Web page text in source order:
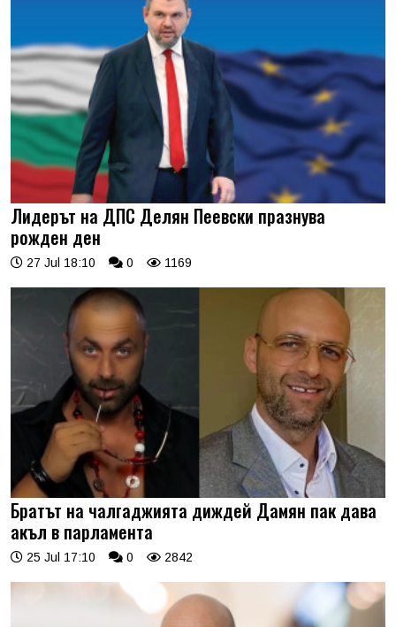
Лидерът на ДПС Делян Пеевски празнува
рожден ден
27 Jul 18:10 0 1169
Братът на чалгаджията диждей Дамян пак дава
акъл в парламента
25 Jul 17:10 0 2842